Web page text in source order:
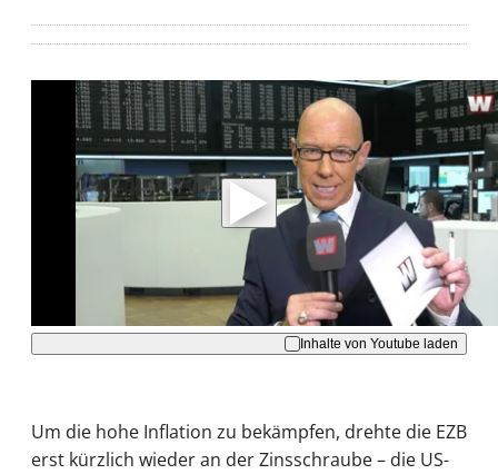
Mit der Wiedergabe dieses Videos werden
Daten an Youtube übertragen.
Hinweise dazu erhalten Sie in der Datenschutzerklärung.
Akzeptieren
Inhalte von Youtube laden
Um die hohe Inflation zu bekämpfen, drehte die EZB
erst kürzlich wieder an der Zinsschraube – die US-